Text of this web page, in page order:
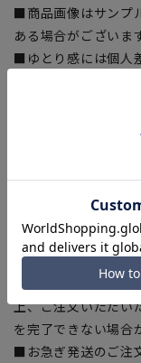
■商品画像はサンプ
ある場合がございま
■ゆとり感には個人
■生地や仕様・デザ
干の誤差が生じる
■サイズスペックは
■ブラウザやお使い
加減により、実際
います。
■店舗や各モールサ
上、ご注文いただい
を完了できない場合
■お急ぎ発送のご注